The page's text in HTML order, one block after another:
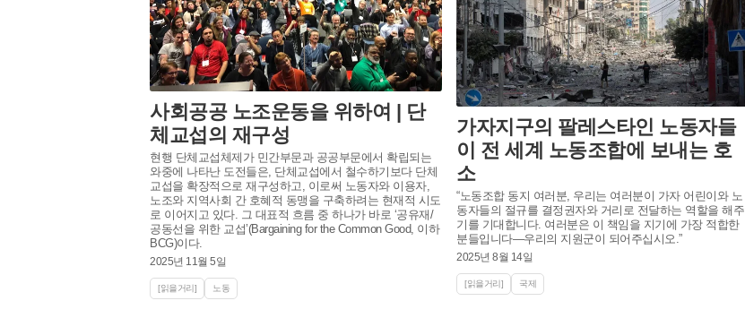
사회공공 노조운동을 위하여 | 단
체교섭의 재구성
현행 단체교섭체제가 민간부문과 공공부문에서 확립되는
와중에 나타난 도전들은, 단체교섭에서 철수하기보다 단체
교섭을 확장적으로 재구성하고, 이로써 노동자와 이용자,
노조와 지역사회 간 호혜적 동맹을 구축하려는 현재적 시도
로 이어지고 있다. 그 대표적 흐름 중 하나가 바로 ‘공유재/
공동선을 위한 교섭’(Bargaining for the Common Good, 이하
BCG)이다.
2025년 11월 5일
[읽을거리] 노동
가자지구의 팔레스타인 노동자들
이 전 세계 노동조합에 보내는 호
소
“노동조합 동지 여러분, 우리는 여러분이 가자 어린이와 노
동자들의 절규를 결정권자와 거리로 전달하는 역할을 해주
기를 기대합니다. 여러분은 이 책임을 지기에 가장 적합한
분들입니다—우리의 지원군이 되어주십시오.”
2025년 8월 14일
[읽을거리] 국제